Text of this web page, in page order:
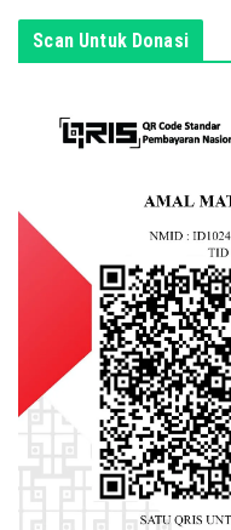
s
Scan Untuk Donasi